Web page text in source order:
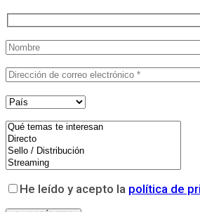
He leído y acepto la política de